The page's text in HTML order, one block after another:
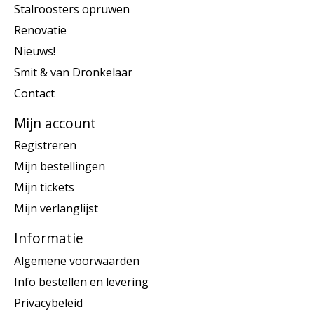
Stalroosters opruwen
Renovatie
Nieuws!
Smit & van Dronkelaar
Contact
Mijn account
Registreren
Mijn bestellingen
Mijn tickets
Mijn verlanglijst
Informatie
Algemene voorwaarden
Info bestellen en levering
Privacybeleid